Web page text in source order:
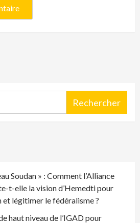
Rechercher
Soudan » : Comment l’Alliance
t-elle la vision d’Hemedti pour
et légitimer le fédéralisme ?
haut niveau de l’IGAD pour